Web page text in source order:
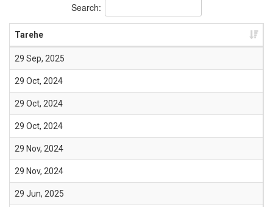
Search:
Tarehe
29 Sep, 2025
29 Oct, 2024
29 Oct, 2024
29 Oct, 2024
29 Nov, 2024
29 Nov, 2024
29 Jun, 2025